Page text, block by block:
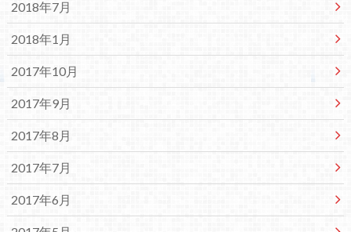
2018年7月
2018年1月
2017年10月
2017年9月
2017年8月
2017年7月
2017年6月